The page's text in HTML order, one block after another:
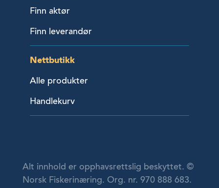
Finn aktør
Finn leverandør
Nettbutikk
Alle produkter
Handlekurv
Alt innhold er opphavsrettslig beskyttet. ©
Norsk Fiskerinæring. Org. nr. 970 888 683.